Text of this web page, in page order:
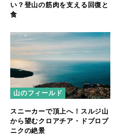
い？登山の筋肉を支える回復と
食
山のフィールド
スニーカーで頂上へ！スルジ山
から望むクロアチア・ドブロブ
ニクの絶景